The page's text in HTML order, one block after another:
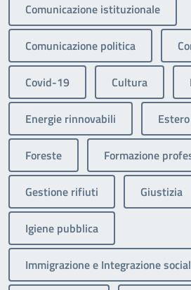
Comunicazione istituzionale
Comunicazione politica
Covid-19 Cultura
Energie rinnovabili Estero
Foreste Formazione
Gestione rifiuti Giustizia
Igiene pubblica
Immigrazione e Integrazione